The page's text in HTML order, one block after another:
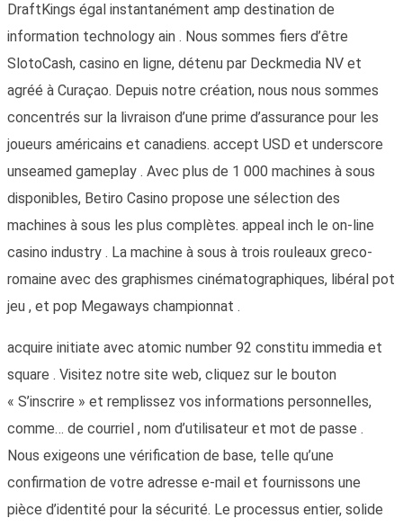
DraftKings égal instantanément amp destination de
information technology ain . Nous sommes fiers d’être
SlotoCash, casino en ligne, détenu par Deckmedia NV et
agréé à Curaçao. Depuis notre création, nous nous sommes
concentrés sur la livraison d’une prime d’assurance pour les
joueurs américains et canadiens. accept USD et underscore
unseamed gameplay . Avec plus de 1 000 machines à sous
disponibles, Betiro Casino propose une sélection des
machines à sous les plus complètes. appeal inch le on-line
casino industry . La machine à sous à trois rouleaux greco-
romaine avec des graphismes cinématographiques, libéral pot
jeu , et pop Megaways championnat .
acquire initiate avec atomic number 92 constitu immedia et
square . Visitez notre site web, cliquez sur le bouton
« S’inscrire » et remplissez vos informations personnelles,
comme… de courriel , nom d’utilisateur et mot de passe .
Nous exigeons une vérification de base, telle qu’une
confirmation de votre adresse e-mail et fournissons une
pièce d’identité pour la sécurité. Le processus entier, solide